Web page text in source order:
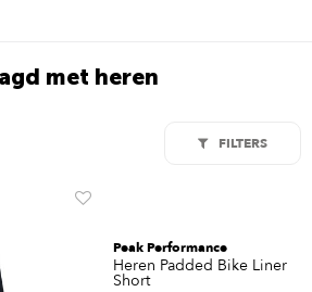
met heren
FILTERS
Peak Performance
Heren Padded Bike Liner
Short